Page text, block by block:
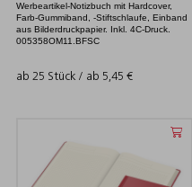
Werbeartikel-Notizbuch mit Hardcover,
Farb-Gummiband, -Stiftschlaufe, Einband
aus Bilderdruckpapier. Inkl. 4C-Druck.
005358OM11.BFSC
ab 25 Stück / ab 5,45 €